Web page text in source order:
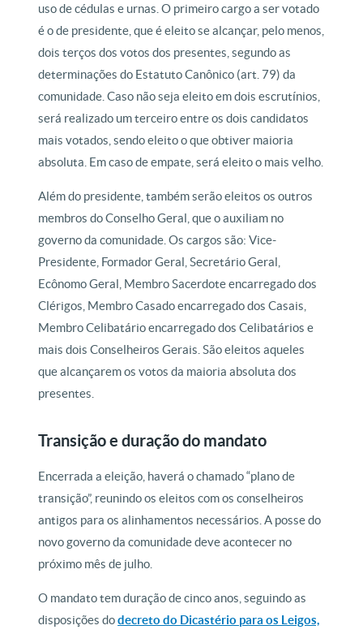
uso de cédulas e urnas. O primeiro cargo a ser votado
é o de presidente, que é eleito se alcançar, pelo menos,
dois terços dos votos dos presentes, segundo as
determinações do Estatuto Canônico (art. 79) da
comunidade. Caso não seja eleito em dois escrutínios,
será realizado um terceiro entre os dois candidatos
mais votados, sendo eleito o que obtiver maioria
absoluta. Em caso de empate, será eleito o mais velho.
Além do presidente, também serão eleitos os outros
membros do Conselho Geral, que o auxiliam no
governo da comunidade. Os cargos são: Vice-
Presidente, Formador Geral, Secretário Geral,
Ecônomo Geral, Membro Sacerdote encarregado dos
Clérigos, Membro Casado encarregado dos Casais,
Membro Celibatário encarregado dos Celibatários e
mais dois Conselheiros Gerais. São eleitos aqueles
que alcançarem os votos da maioria absoluta dos
presentes.
Transição e duração do mandato
Encerrada a eleição, haverá o chamado “plano de
transição”, reunindo os eleitos com os conselheiros
antigos para os alinhamentos necessários. A posse do
novo governo da comunidade deve acontecer no
próximo mês de julho.
O mandato tem duração de cinco anos, seguindo as
disposições dodecreto do Dicastério para os Leigos,